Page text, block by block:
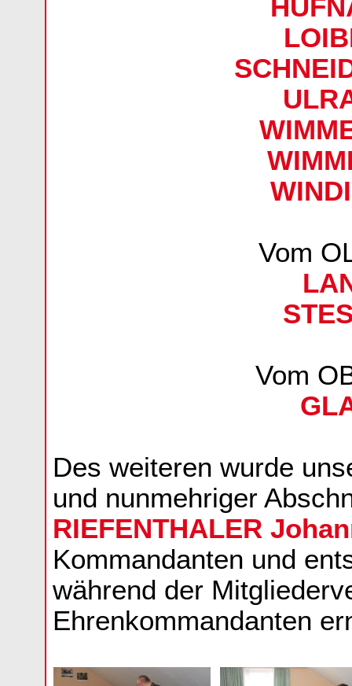
Vom
Vom
Des weiteren wurde
und nunmehriger
RIEFENTHALER
Kommandanten und
während der
Ehrenkommandanten